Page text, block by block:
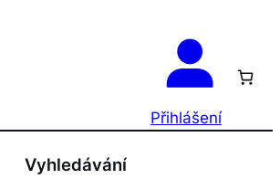
Přihlášení
Vyhledávání